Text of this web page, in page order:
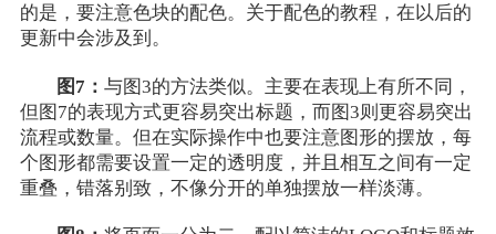
的是，要注意色块的配色。关于配色的教程，在以后的
更新中会涉及到。
图7：与图3的方法类似。主要在表现上有所不同，
但图7的表现方式更容易突出标题，而图3则更容易突出
流程或数量。但在实际操作中也要注意图形的摆放，每
个图形都需要设置一定的透明度，并且相互之间有一定
重叠，错落别致，不像分开的单独摆放一样淡薄。